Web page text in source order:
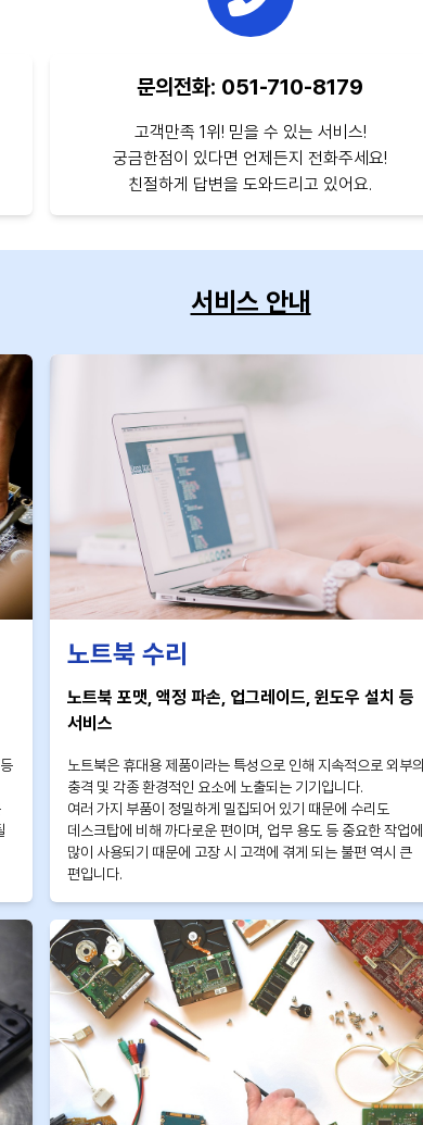
문의전화: 051-710-8179
고객만족 1위! 믿을 수 있는 서비스!
궁금한점이 있다면 언제든지 전화주세요!
친절하게 답변을 도와드리고 있어요.
서비스 안내
노트북 수리
노트북 포맷, 액정 파손, 업그레이드, 윈도우 설치 등
서비스
노트북은 휴대용 제품이라는 특성으로 인해 지속적으로 외부의
충격 및 각종 환경적인 요소에 노출되는 기기입니다.
여러 가지 부품이 정밀하게 밀집되어 있기 때문에 수리도
데스크탑에 비해 까다로운 편이며, 업무 용도 등 중요한 작업에
많이 사용되기 때문에 고장 시 고객에 겪게 되는 불편 역시 큰
편입니다.